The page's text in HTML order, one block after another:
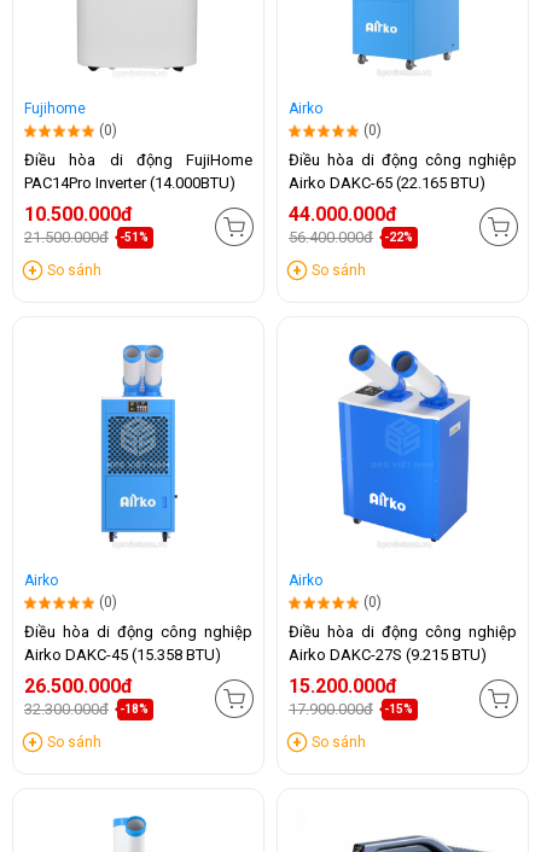
Fujihome
(0)
Điều hòa di động FujiHome
PAC14Pro Inverter (14.000BTU)
10.500.000đ
21.500.000đ -51%
So sánh
Airko
(0)
Điều hòa di động công nghiệp
Airko DAKC-65 (22.165 BTU)
44.000.000đ
56.400.000đ -22%
So sánh
Airko
(0)
Điều hòa di động công nghiệp
Airko DAKC-45 (15.358 BTU)
26.500.000đ
32.300.000đ -18%
So sánh
Airko
(0)
Điều hòa di động công nghiệp
Airko DAKC-27S (9.215 BTU)
15.200.000đ
17.900.000đ -15%
So sánh